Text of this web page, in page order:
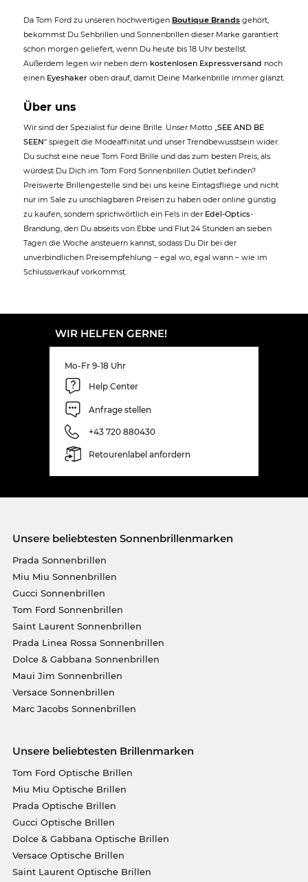
Da Tom Ford zu unseren hochwertigen Boutique Brands gehört,
bekommst Du Sehbrillen und Sonnenbrillen dieser Marke garantiert
schon morgen geliefert, wenn Du heute bis 18 Uhr bestellst.
Außerdem legen wir neben dem kostenlosen Expressversand noch
einen Eyeshaker oben drauf, damit Deine Markenbrille immer glänzt.
Über uns
Wir sind der Spezialist für deine Brille. Unser Motto „SEE AND BE
SEEN“ spiegelt die Modeaffinität und unser Trendbewusstsein wider.
Du suchst eine neue Tom Ford Brille und das zum besten Preis, als
würdest Du Dich im Tom Ford Sonnenbrillen Outlet befinden?
Preiswerte Brillengestelle sind bei uns keine Eintagsfliege und nicht
nur im Sale zu unschlagbaren Preisen zu haben oder online günstig
zu kaufen, sondern sprichwörtlich ein Fels in der Edel-Optics-
Brandung, den Du abseits von Ebbe und Flut 24 Stunden an sieben
Tagen die Woche ansteuern kannst, sodass Du Dir bei der
unverbindlichen Preisempfehlung – egal wo, egal wann – wie im
Schlussverkauf vorkommst.
WIR HELFEN GERNE!
Mo-Fr 9-18 Uhr
Help Center
Anfrage stellen
+43 720 880430
Retourenlabel anfordern
Unsere beliebtesten Sonnenbrillenmarken
Prada Sonnenbrillen
Miu Miu Sonnenbrillen
Gucci Sonnenbrillen
Tom Ford Sonnenbrillen
Saint Laurent Sonnenbrillen
Prada Linea Rossa Sonnenbrillen
Dolce & Gabbana Sonnenbrillen
Maui Jim Sonnenbrillen
Versace Sonnenbrillen
Marc Jacobs Sonnenbrillen
Unsere beliebtesten Brillenmarken
Tom Ford Optische Brillen
Miu Miu Optische Brillen
Prada Optische Brillen
Gucci Optische Brillen
Dolce & Gabbana Optische Brillen
Versace Optische Brillen
Saint Laurent Optische Brillen